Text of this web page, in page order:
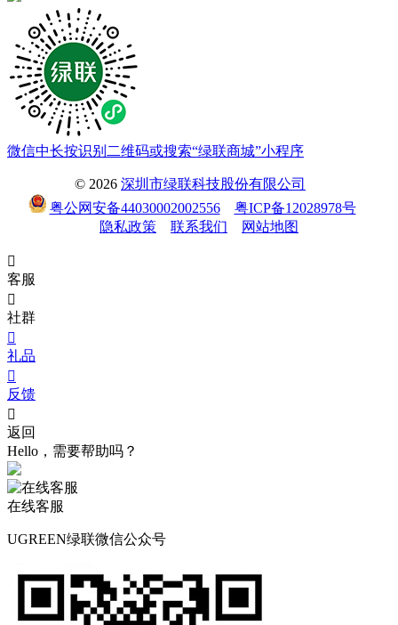
微信中长按识别二维码或搜索“绿联商城”小程序
© 2026 深圳市绿联科技股份有限公司
粤公网安备44030002002556
粤ICP备12028978号
隐私政策
联系我们 网站地图

客服

社群

礼品

反馈

返回
Hello，需要帮助吗？
在线客服
UGREEN绿联微信公众号